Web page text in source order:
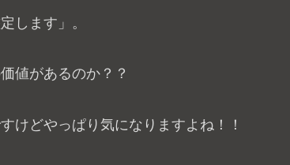
します」。
値があるのか？？
けどやっぱり気になりますよね！！